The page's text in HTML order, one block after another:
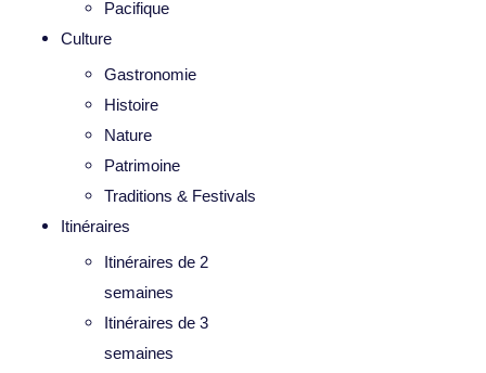
Pacifique
Culture
Gastronomie
Histoire
Nature
Patrimoine
Traditions & Festivals
Itinéraires
Itinéraires de 2
semaines
Itinéraires de 3
semaines